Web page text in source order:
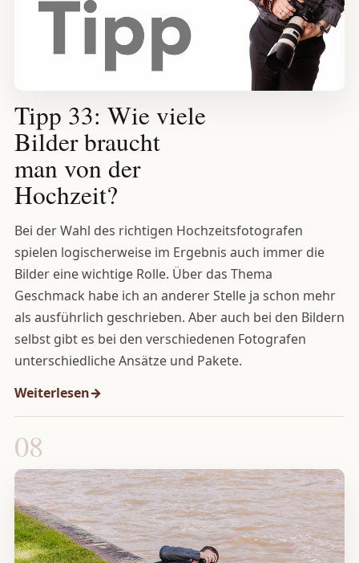
Tipp 33: Wie viele
Bilder braucht
man von der
Hochzeit?
Bei der Wahl des richtigen Hochzeitsfotografen
spielen logischerweise im Ergebnis auch immer die
Bilder eine wichtige Rolle. Über das Thema
Geschmack habe ich an anderer Stelle ja schon mehr
als ausführlich geschrieben. Aber auch bei den Bildern
selbst gibt es bei den verschiedenen Fotografen
unterschiedliche Ansätze und Pakete.
Weiterlesen
08